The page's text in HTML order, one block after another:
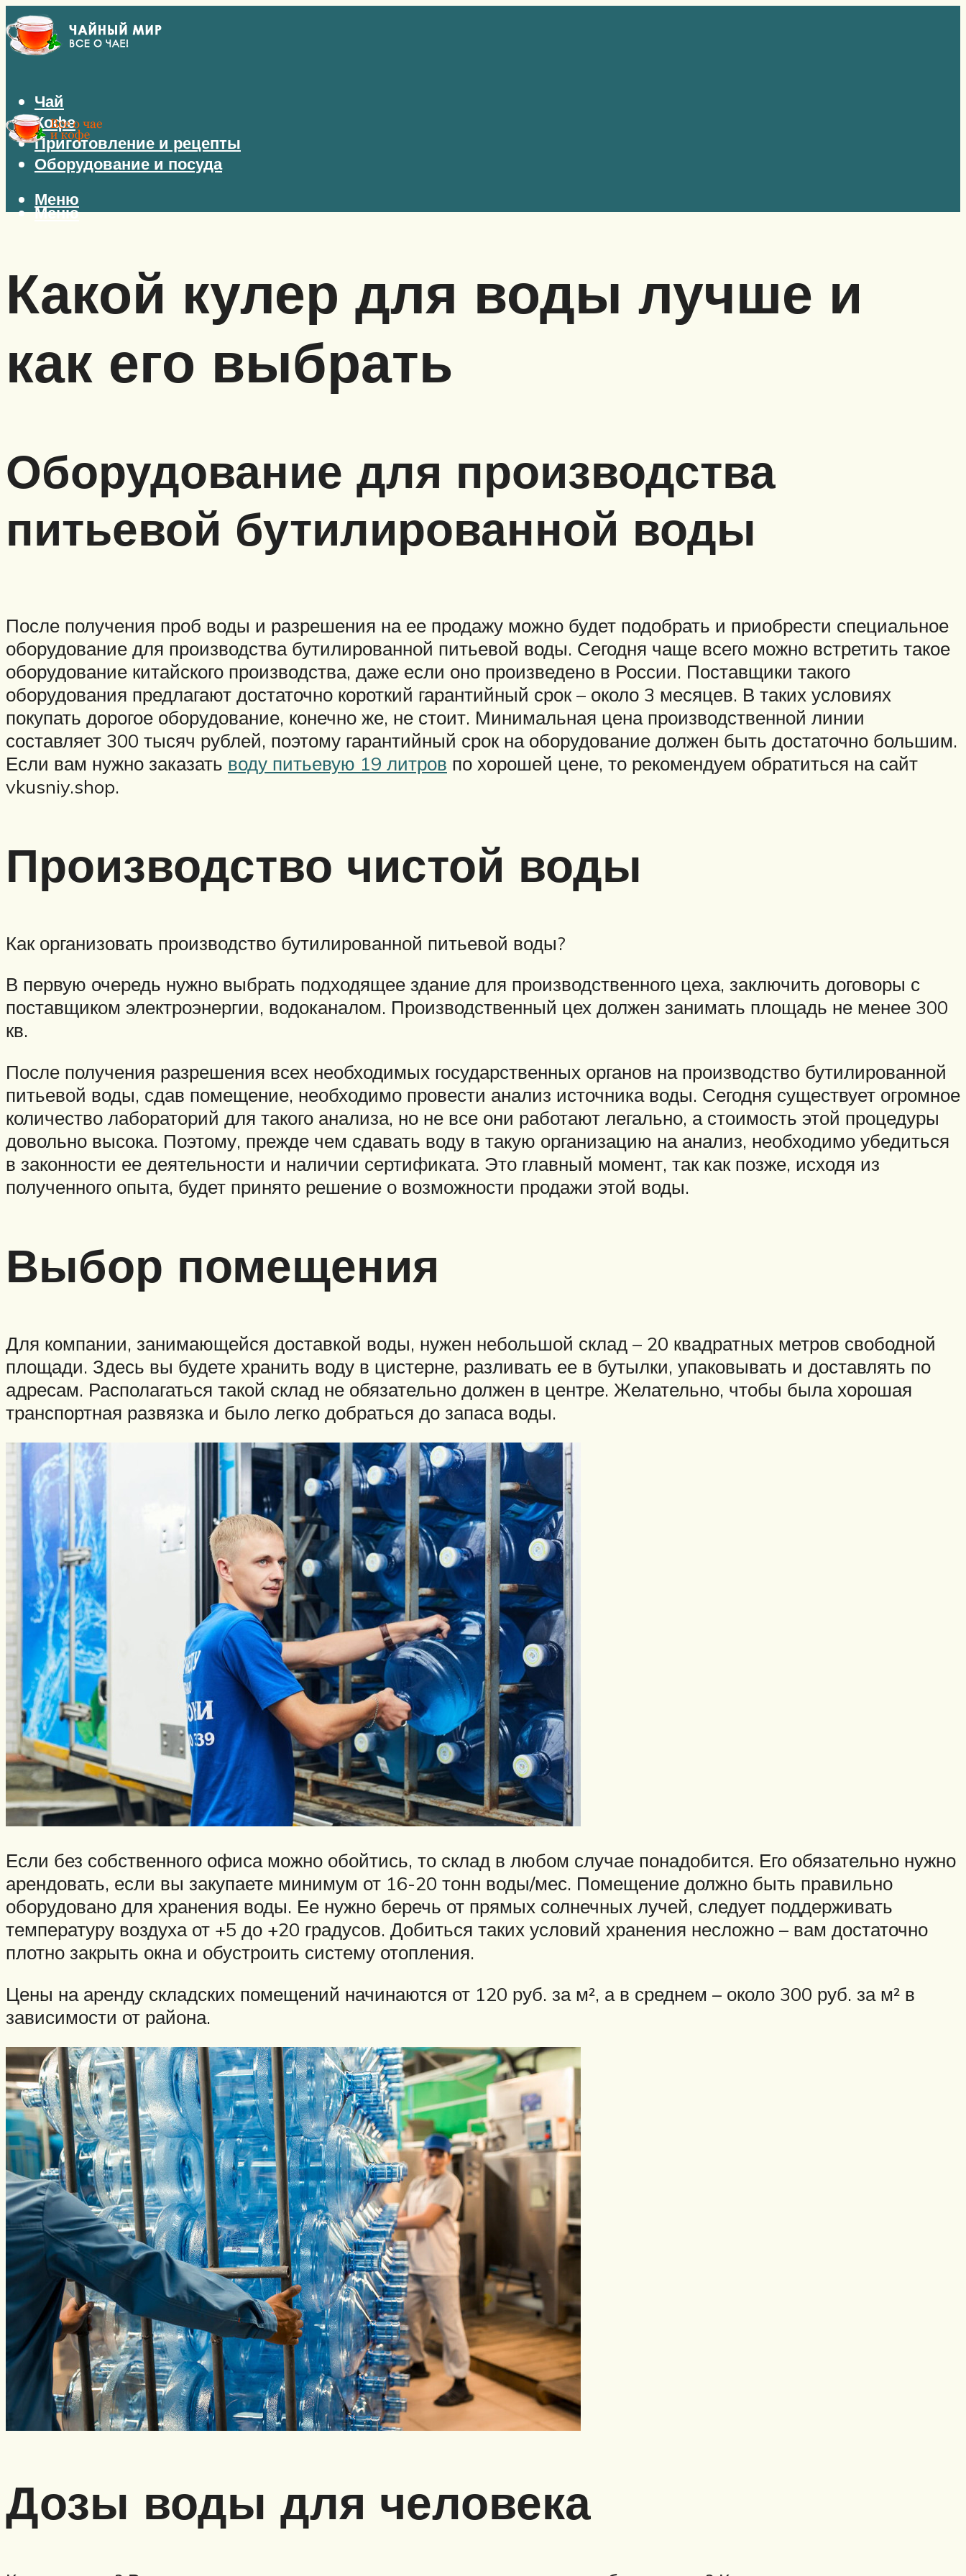
Чай
Кофе
Приготовление и рецепты
Оборудование и посуда
Меню
Меню
Какой кулер для воды лучше и
как его выбрать
Оборудование для производства
питьевой бутилированной воды
После получения проб воды и разрешения на ее продажу можно будет подобрать и приобрести специальное
оборудование для производства бутилированной питьевой воды. Сегодня чаще всего можно встретить такое
оборудование китайского производства, даже если оно произведено в России. Поставщики такого
оборудования предлагают достаточно короткий гарантийный срок – около 3 месяцев. В таких условиях
покупать дорогое оборудование, конечно же, не стоит. Минимальная цена производственной линии
составляет 300 тысяч рублей, поэтому гарантийный срок на оборудование должен быть достаточно большим.
Если вам нужно заказать воду питьевую 19 литров по хорошей цене, то рекомендуем обратиться на сайт
vkusniy.shop.
Производство чистой воды
Как организовать производство бутилированной питьевой воды?
В первую очередь нужно выбрать подходящее здание для производственного цеха, заключить договоры с
поставщиком электроэнергии, водоканалом. Производственный цех должен занимать площадь не менее 300
кв.
После получения разрешения всех необходимых государственных органов на производство бутилированной
питьевой воды, сдав помещение, необходимо провести анализ источника воды. Сегодня существует огромное
количество лабораторий для такого анализа, но не все они работают легально, а стоимость этой процедуры
довольно высока. Поэтому, прежде чем сдавать воду в такую ​​организацию на анализ, необходимо убедиться
в законности ее деятельности и наличии сертификата. Это главный момент, так как позже, исходя из
полученного опыта, будет принято решение о возможности продажи этой воды.
Выбор помещения
Для компании, занимающейся доставкой воды, нужен небольшой склад – 20 квадратных метров свободной
площади. Здесь вы будете хранить воду в цистерне, разливать ее в бутылки, упаковывать и доставлять по
адресам. Располагаться такой склад не обязательно должен в центре. Желательно, чтобы была хорошая
транспортная развязка и было легко добраться до запаса воды.
Если без собственного офиса можно обойтись, то склад в любом случае понадобится. Его обязательно нужно
арендовать, если вы закупаете минимум от 16-20 тонн воды/мес. Помещение должно быть правильно
оборудовано для хранения воды. Ее нужно беречь от прямых солнечных лучей, следует поддерживать
температуру воздуха от +5 до +20 градусов. Добиться таких условий хранения несложно – вам достаточно
плотно закрыть окна и обустроить систему отопления.
Цены на аренду складских помещений начинаются от 120 руб. за м², а в среднем – около 300 руб. за м² в
зависимости от района.
Дозы воды для человека